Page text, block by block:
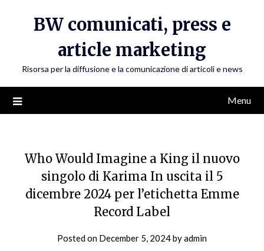
BW comunicati, press e
article marketing
Risorsa per la diffusione e la comunicazione di articoli e news
Menu
Who Would Imagine a King il nuovo
singolo di Karima In uscita il 5
dicembre 2024 per l’etichetta Emme
Record Label
Posted on December 5, 2024byadmin